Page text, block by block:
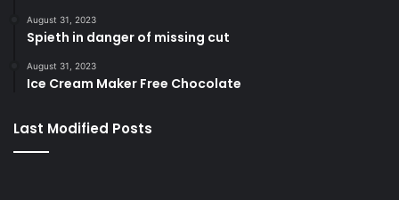
August 31, 2023
Spieth in danger of missing cut
August 31, 2023
Ice Cream Maker Free Chocolate
Last Modified Posts